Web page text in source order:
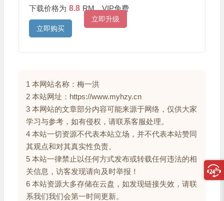
下载价格为 8.8 RM，VIP免费
立即升级
立即购买
1 本网站名称：梅一洪
2 本站网址：https://www.myhzy.cn
3 本网站的文章部分内容可能来源于网络，仅供大家
学习与参考，如有侵权，请联系客服处理。
4 本站一切资源不代表本站立场，并不代表本站赞同
其观点和对其真实性负责。
5 本站一律禁止以任何方式发布或转载任何违法的相
关信息，访客发现请向及时举报！
6 本站资源大多存储在云盘，如发现链接失效，请联
系我们我们会第一时间更新。